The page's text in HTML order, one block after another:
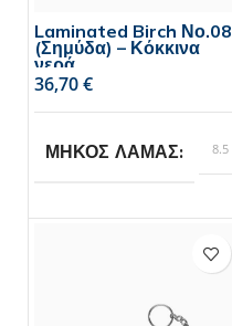
Laminated Birch Νο.08
(Σημύδα) – Κόκκινα
νερά
€
ΜΗΚΟΣ ΛΑΜΑΣ 8.5